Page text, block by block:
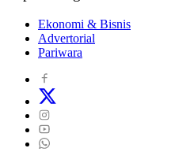
Ekonomi & Bisnis
Advertorial
Pariwara